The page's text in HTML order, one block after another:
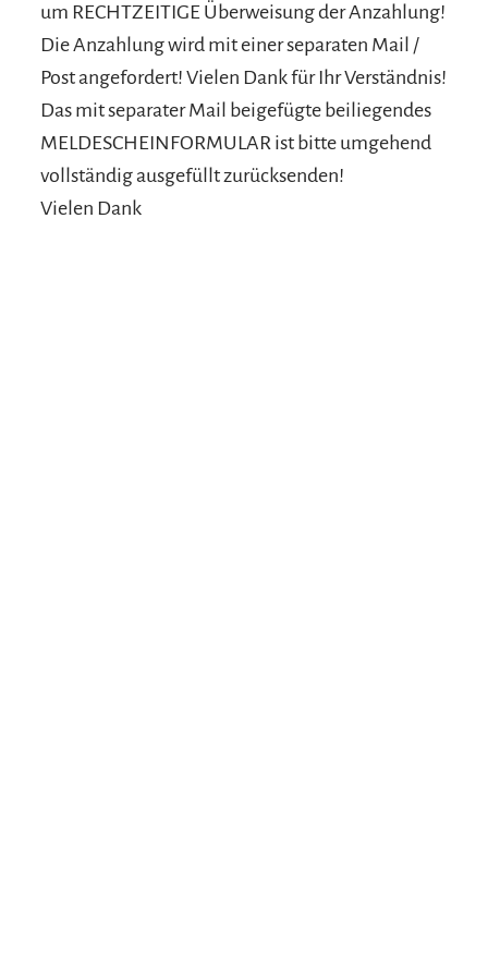
um RECHTZEITIGE Überweisung der Anzahlung!
Die Anzahlung wird mit einer separaten Mail /
Post angefordert! Vielen Dank für Ihr Verständnis!
Das mit separater Mail beigefügte beiliegendes
MELDESCHEINFORMULAR ist bitte umgehend
vollständig ausgefüllt zurücksenden!
Vielen Dank